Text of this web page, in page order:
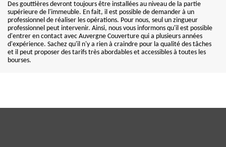
Des gouttières devront toujours être installées au niveau de la partie
supérieure de l'immeuble. En fait, il est possible de demander à un
professionnel de réaliser les opérations. Pour nous, seul un zingueur
professionnel peut intervenir. Ainsi, nous vous informons qu'il est possible
d'entrer en contact avec Auvergne Couverture qui a plusieurs années
d'expérience. Sachez qu'il n'y a rien à craindre pour la qualité des tâches
et il peut proposer des tarifs très abordables et accessibles à toutes les
bourses.